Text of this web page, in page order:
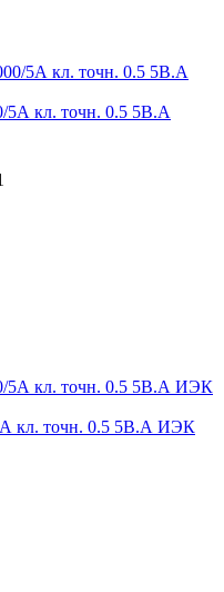
5А кл. точн. 0.5 5В.А
кл. точн. 0.5 5В.А ИЭК